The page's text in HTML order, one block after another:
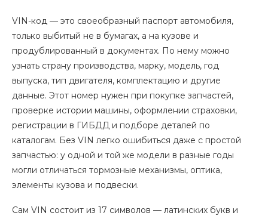
VIN-код — это своеобразный паспорт автомобиля,
только выбитый не в бумагах, а на кузове и
продублированный в документах. По нему можно
узнать страну производства, марку, модель, год
выпуска, тип двигателя, комплектацию и другие
данные. Этот номер нужен при покупке запчастей,
проверке истории машины, оформлении страховки,
регистрации в ГИБДД и подборе деталей по
каталогам. Без VIN легко ошибиться даже с простой
запчастью: у одной и той же модели в разные годы
могли отличаться тормозные механизмы, оптика,
элементы кузова и подвески.
Сам VIN состоит из 17 символов — латинских букв и